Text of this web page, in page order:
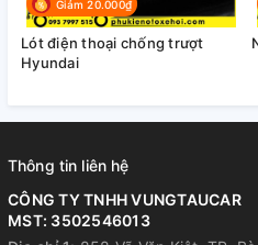
Giảm 20.000₫
Lót điện thoại chống trượt
Hyundai
Thông tin liên hệ
CÔNG TY TNHH VUNGTAUCAR
MST: 3502546013